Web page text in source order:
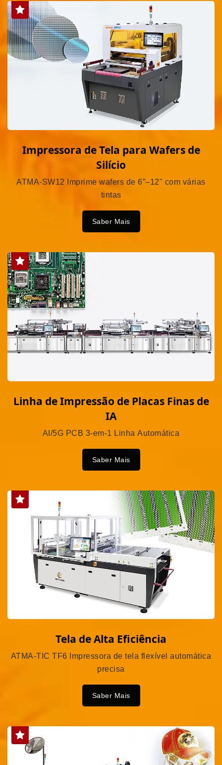
Impressora de Tela para Wafers de
Silício
ATMA-SW12 Imprime wafers de 6”–12" com várias
tintas
Saber Mais
Linha de Impressão de Placas Finas de
IA
AI/5G PCB 3-em-1 Linha Automática
Saber Mais
Tela de Alta Eficiência
ATMA-TIC TF6 Impressora de tela flexível automática
precisa
Saber Mais